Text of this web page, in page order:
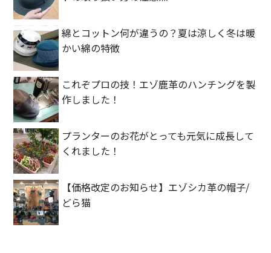
綿とコットン何が違うの？夏は涼しく冬は暖
かい綿の特徴
これぞプロの技！エゾ鹿革のハンチングを製
作しました！
プランターのお花がとっても元気に成長して
くれました！
【価格改定のお知らせ】エゾシカ革の帽子/
どら猫